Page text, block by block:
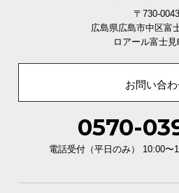
〒730-0043
広島県広島市中区富
ロアール富士見
お問い合
0570-
電話受付（平日のみ） 10:00〜